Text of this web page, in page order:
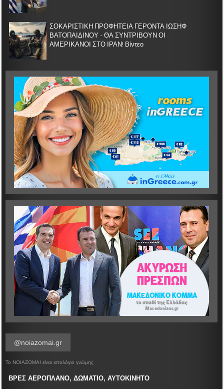
ΣΟΚΑΡΙΣΤΙΚΗ ΠΡΟΦΗΤΕΙΑ ΓΕΡΟΝΤΑ ΙΩΣΗΦ
ΒΑΤΟΠΑΙΔΙΝΟΥ - ΘΑ ΣΥΝΤΡΙΒΟΥΝ ΟΙ
ΑΜΕΡΙΚΑΝΟΙ ΣΤΟ ΙΡΑΝ! Βίντεο
@noiazomai.gr
Το ΝΟΙΑΖΟΜΑΙ είναι ιστολόγιο γνώμης
ΒΡΕΣ ΑΕΡΟΠΛΑΝΟ, ΔΩΜΑΤΙΟ, ΑΥΤΟΚΙΝΗΤΟ